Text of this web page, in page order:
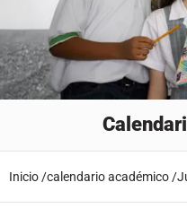
Inicio /calendario académico /